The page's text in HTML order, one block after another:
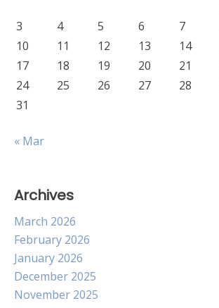
3
4 5 6 7
10
11 12 13 14
17
18 19 20 21
24
25 26 27 28
31
« Mar
Archives
March 2026
February 2026
January 2026
December 2025
November 2025